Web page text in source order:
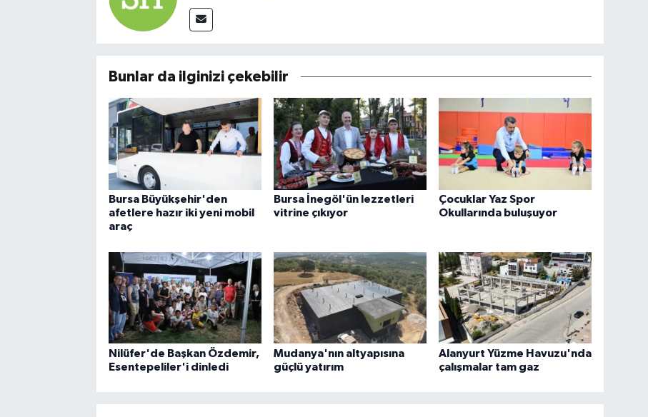
Bunlar da ilginizi çekebilir
Bursa Büyükşehir'den
afetlere hazır iki yeni mobil
araç
Bursa İnegöl'ün lezzetleri
vitrine çıkıyor
Çocuklar Yaz Spor
Okullarında buluşuyor
Nilüfer'de Başkan Özdemir,
Esentepeliler'i dinledi
Mudanya'nın altyapısına
güçlü yatırım
Alanyurt Yüzme Havuzu'nda
çalışmalar tam gaz